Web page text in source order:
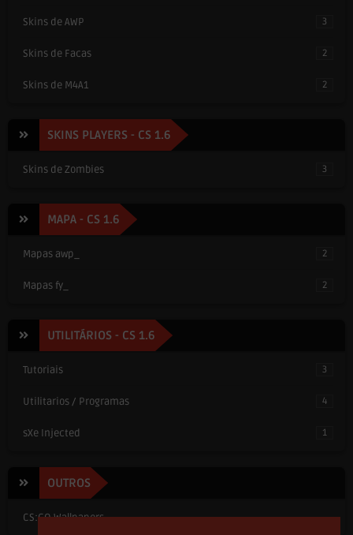
Skins de AWP 3
Skins de Facas 2
Skins de M4A1 2
SKINS PLAYERS - CS 1.6
Skins de Zombies 3
MAPA - CS 1.6
Mapas awp_ 2
Mapas fy_ 2
UTILITÁRIOS - CS 1.6
Tutoriais 3
Utilitarios / Programas 4
sXe Injected 1
OUTROS
CS:GO Wallpapers